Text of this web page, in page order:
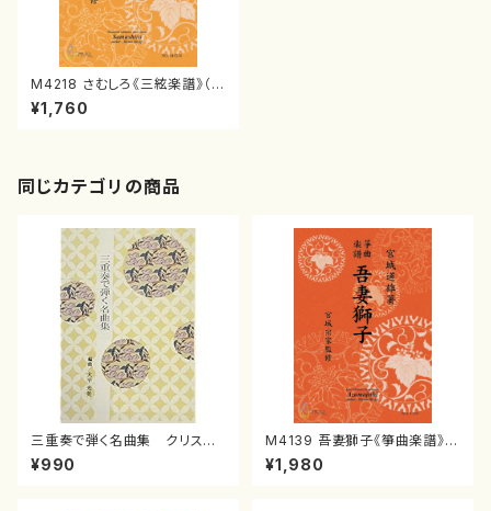
M4218 さむしろ《三絃楽譜》（三
絃/宮城道雄著・宮城宗家監修/
三絃楽譜）
¥1,760
同じカテゴリの商品
三重奏で弾く名曲集 クリスマ
スメドレー( 箏2/大平光美 編
曲/楽譜）
¥990
M4139 吾妻獅子《箏曲楽譜》
（箏/宮城道雄著・宮城宗家監修/
箏曲古典楽譜）
¥1,980